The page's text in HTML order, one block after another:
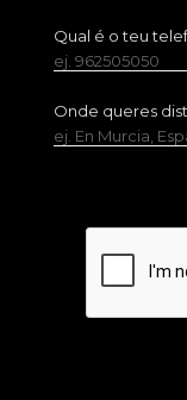
Qual é o teu
ej. 962505050
Onde queres
ej. En Murcia,